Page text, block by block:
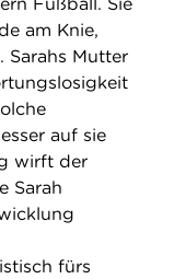
Fußball. Sie
am Knie,
Sarahs Mutter
auf sie
wirft der
Sarah
fürs